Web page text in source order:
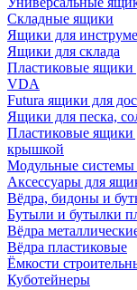
Складные ящики
Ящики для
Ящики для склада
Пластиковые
VDA
Futura ящики для
Ящики для песка,
Пластиковые ящики
крышкой
Модульные системы
Аксессуары для
Вёдра, бидоны и
Бутыли и бутылки
Вёдра
Вёдра пластиковые
Ёмкости
Куботейнеры